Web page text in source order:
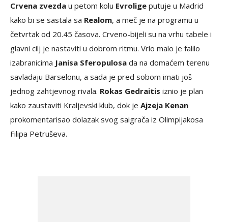
Crvena zvezda u petom kolu Evrolige putuje u Madrid
kako bi se sastala sa Realom, a meč je na programu u
četvrtak od 20.45 časova. Crveno-bijeli su na vrhu tabele i
glavni cilj je nastaviti u dobrom ritmu. Vrlo malo je falilo
izabranicima Janisa Sferopulosa da na domaćem terenu
savladaju Barselonu, a sada je pred sobom imati još
jednog zahtjevnog rivala. Rokas Gedraitis iznio je plan
kako zaustaviti Kraljevski klub, dok je Ajzeja Kenan
prokomentarisao dolazak svog saigrača iz Olimpijakosa
Filipa Petruševa.